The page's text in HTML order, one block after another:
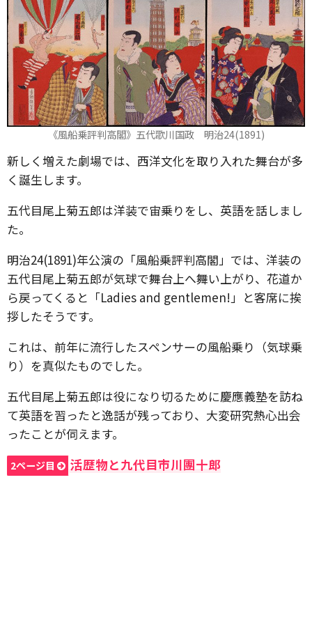
《風船乗評判高閣》五代歌川国政 明治24(1891)
新しく増えた劇場では、西洋文化を取り入れた舞台が多
く誕生します。
五代目尾上菊五郎は洋装で宙乗りをし、英語を話しまし
た。
明治24(1891)年公演の「風船乗評判高閣」では、洋装の
五代目尾上菊五郎が気球で舞台上へ舞い上がり、花道か
ら戻ってくると「Ladies and gentlemen!」と客席に挨
拶したそうです。
これは、前年に流行したスペンサーの風船乗り（気球乗
り）を真似たものでした。
五代目尾上菊五郎は役になり切るために慶應義塾を訪ね
て英語を習ったと逸話が残っており、大変研究熱心出会
ったことが伺えます。
2ページ目 活歴物と九代目市川團十郎